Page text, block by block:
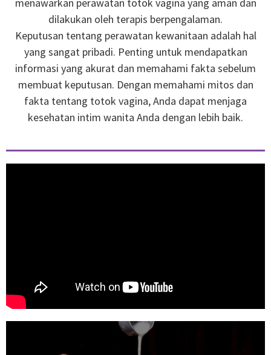
dilakukan oleh terapis berpengalaman.
Keputusan tentang perawatan kewanitaan adalah hal
yang sangat pribadi. Penting untuk mendapatkan
informasi yang akurat dan memahami fakta sebelum
membuat keputusan. Dengan memahami mitos dan
fakta tentang totok vagina, Anda dapat menjaga
kesehatan intim wanita Anda dengan lebih baik.